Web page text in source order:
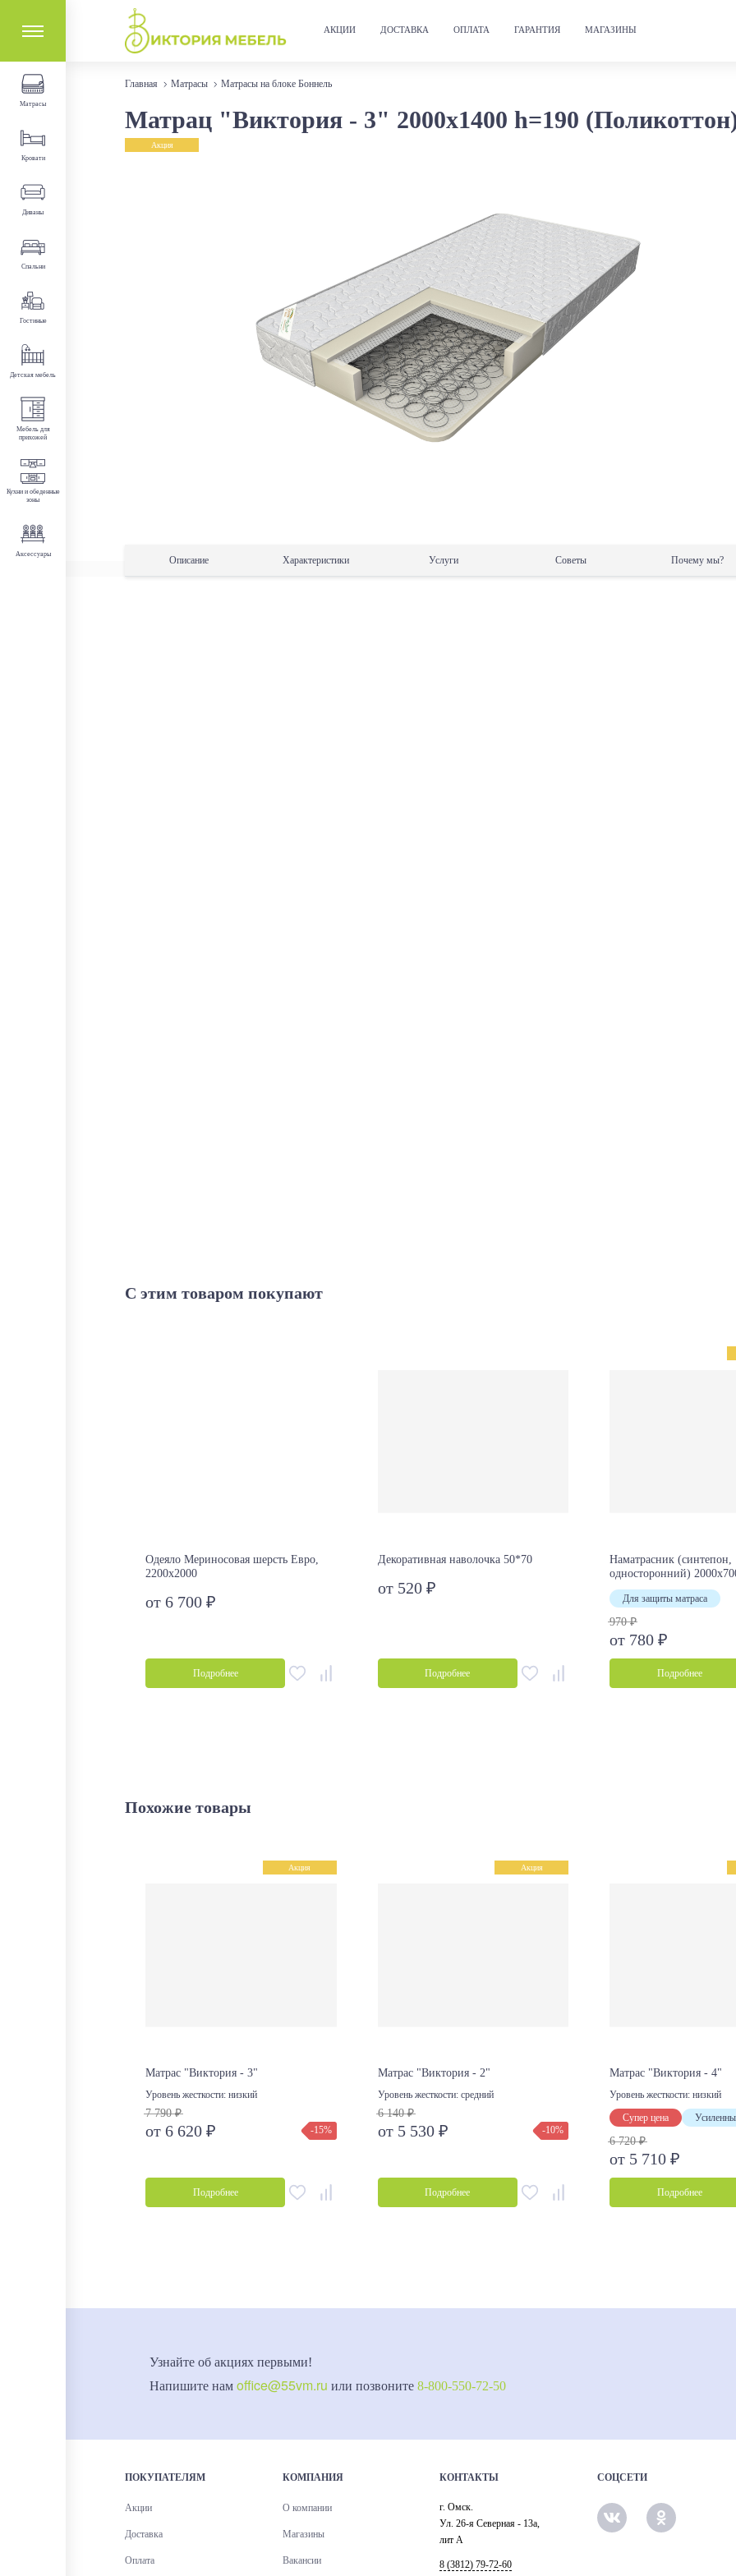
АКЦИИ ДОСТАВКА ОПЛАТА ГАРАНТИЯ МАГАЗИНЫ
Матрасы
Кровати
Диваны
Спальни
Гостиные
Детская мебель
Мебель для
прихожей
Кухни и обеденные
зоны
Аксессуары
Главная Матрасы Матрасы на блоке Боннель
Матрац "Виктория - 3" 2000х1400 h=190
Акция
Описание Характеристики Услуги Советы Почему мы?
С этим товаром покупают
Одеяло Мериносовая шерсть Евро,
2200х2000
от 6 700 ₽
Подробнее
Декоративная наволочка 50*70
от 520 ₽
Подробнее
Наматрасник (синтепон,
односторонний)
Для защиты матраса
970 ₽
от 780 ₽
Подробнее
Похожие товары
Акция
Матрас "Виктория - 3"
Уровень жесткости: низкий
7 790 ₽
от 6 620 ₽ -15%
Подробнее
Акция
Матрас "Виктория - 2"
Уровень жесткости: средний
6 140 ₽
от 5 530 ₽ -10%
Подробнее
Матрас "Виктория - 4"
Уровень жесткости: низкий
Супер цена
6 720 ₽
от 5 710 ₽
Подробнее
Узнайте об акциях первыми!
Напишите нам office@55vm.ru или позвоните 8-800-550-72-50
ПОКУПАТЕЛЯМ
Акции
Доставка
Оплата
КОМПАНИЯ
О компании
Магазины
Вакансии
КОНТАКТЫ
г. Омск.
Ул. 26-я Северная - 13а,
лит А
8 (3812) 79-72-60
СОЦСЕТИ